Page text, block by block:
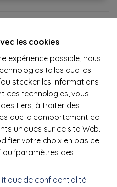
les cookies
expérience possible, nous
telles que les
stocker les informations
ces technologies, vous
tiers, à traiter des
que le comportement de
uniques sur ce site Web.
votre choix en bas de
ou 'paramètres des
de confidentialité.
située aux abords
de bonnes dimensions,
baignoire en olive et
cuisine équipée, lumineux
et jardin ensoleillés, terrain
double carport, parking pour
26 centiares, chauffage
châssis PVC
F 468 kWh/m².an. (Code
Descriptif et photos non